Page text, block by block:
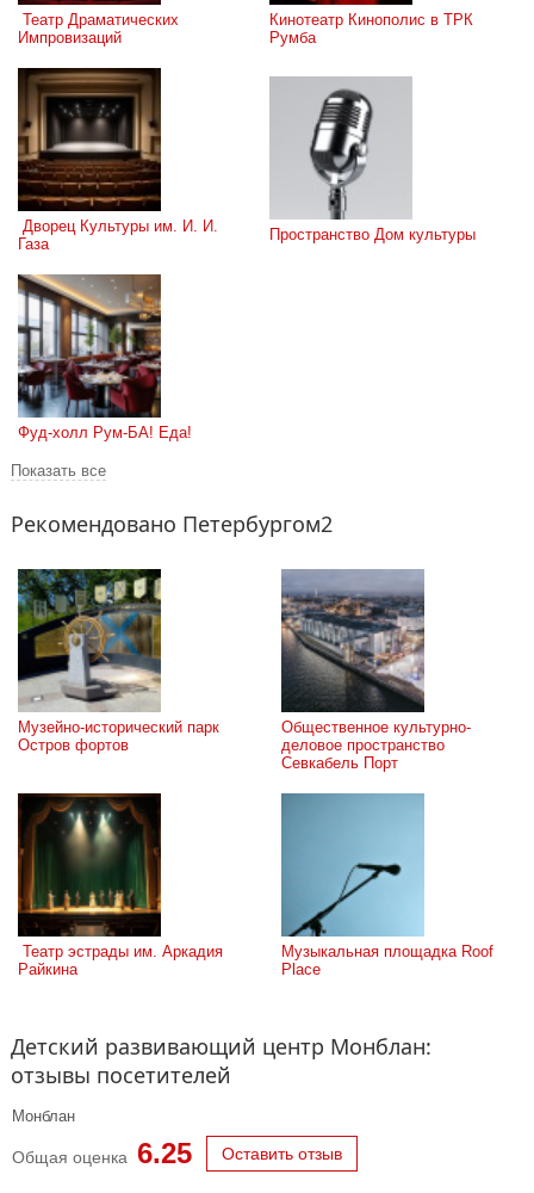
Импровизаций
Кинотеатр Кинополис в ТРК
Румба
Газа
Пространство Дом культуры
Фуд-холл Рум-БА! Еда!
Показать все
Рекомендовано Петербургом2
Музейно-исторический парк
Остров фортов
Общественное культурно-
деловое пространство
Севкабель Порт
Райкина
Музыкальная площадка Roof
Place
Детский развивающий центр Монблан:
отзывы посетителей
Монблан
Общая оценка 6.25 Оставить отзыв